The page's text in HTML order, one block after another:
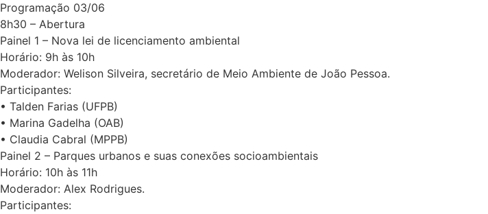
Programação 03/06
8h30 – Abertura
Painel 1 – Nova lei de licenciamento ambiental
Horário: 9h às 10h
Moderador: Welison Silveira, secretário de Meio Ambiente de João Pessoa.
Participantes:
• Talden Farias (UFPB)
• Marina Gadelha (OAB)
• Claudia Cabral (MPPB)
Painel 2 – Parques urbanos e suas conexões socioambientais
Horário: 10h às 11h
Moderador: Alex Rodrigues.
Participantes: